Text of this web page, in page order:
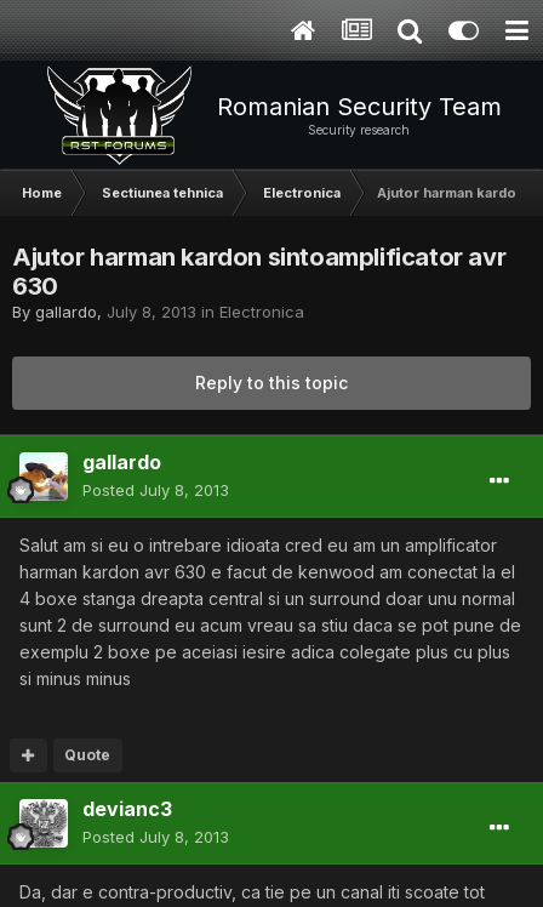
Romanian Security Team
Security research
Home Sectiunea tehnica Electronica Ajutor harman kardon
Ajutor harman kardon sintoamplificator avr
630
By gallardo, July 8, 2013 in Electronica
Reply to this topic
gallardo
Posted July 8, 2013
Salut am si eu o intrebare idioata cred eu am un amplificator
harman kardon avr 630 e facut de kenwood am conectat la el
4 boxe stanga dreapta central si un surround doar unu normal
sunt 2 de surround eu acum vreau sa stiu daca se pot pune de
exemplu 2 boxe pe aceiasi iesire adica colegate plus cu plus
si minus minus
Quote
devianc3
Posted July 8, 2013
Da, dar e contra-productiv, ca tie pe un canal iti scoate tot